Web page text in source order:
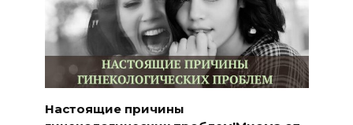
Настоящие причины